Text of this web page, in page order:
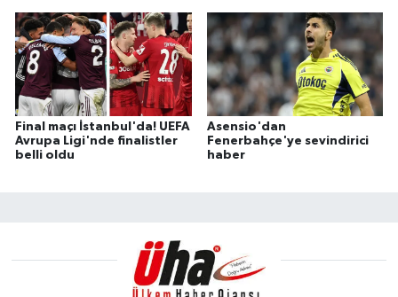
Final maçı İstanbul'da! UEFA
Avrupa Ligi'nde finalistler
belli oldu
Asensio'dan
Fenerbahçe'ye sevindirici
haber